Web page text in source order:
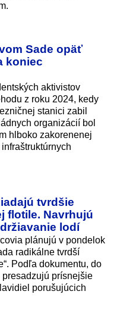
Sade opäť
koniec
aktivistov
z roku 2024, kedy
stanici zabil
organizácií bol
hlboko zakorenenej
tvrdšie
flotile. Navrhujú
lodí
plánujú v pondelok
radikálne tvrdší
Podľa dokumentu, do
prísnejšie
porušujúcich